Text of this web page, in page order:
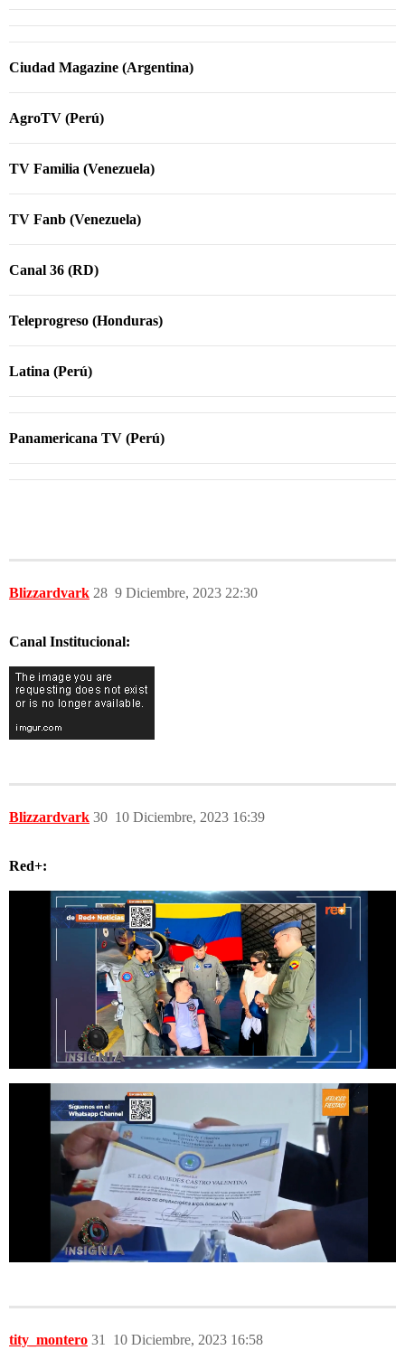
Ciudad Magazine (Argentina)
AgroTV (Perú)
TV Familia (Venezuela)
TV Fanb (Venezuela)
Canal 36 (RD)
Teleprogreso (Honduras)
Latina (Perú)
Panamericana TV (Perú)
Blizzardvark 9 Diciembre, 2023 22:30
28
Canal Institucional:
Blizzardvark 10 Diciembre, 2023 16:39
30
Red+:
tity_montero 10 Diciembre, 2023 16:58
31